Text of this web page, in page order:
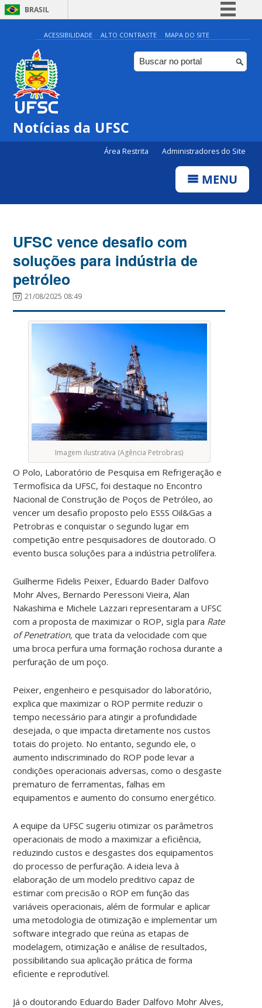
BRASIL
Simplifique!
Comunica BR
Participe
ACESSIBILIDADE ALTO CONTRASTE MAPA DO SITE
Notícias da UFSC
Área Restrita Administradores do Site
MENU
UFSC vence desafio com
soluções para indústria de
petróleo
21/08/2025 08:49
Imagem ilustrativa (Agência Petrobras)
O Polo, Laboratório de Pesquisa em Refrigeração e
Termofísica da UFSC, foi destaque no Encontro
Nacional de Construção de Poços de Petróleo, ao
vencer um desafio proposto pelo ESSS Oil&Gas a
Petrobras e conquistar o segundo lugar em
competição entre pesquisadores de doutorado. O
evento busca soluções para a indústria petrolífera.
Guilherme Fidelis Peixer, Eduardo Bader Dalfovo
Mohr Alves, Bernardo Peressoni Vieira, Alan
Nakashima e Michele Lazzari representaram a UFSC
com a proposta de maximizar o ROP, sigla para Rate
of Penetration,que trata da velocidade com que
uma broca perfura uma formação rochosa durante a
perfuração de um poço.
Peixer, engenheiro e pesquisador do laboratório,
explica que maximizar o ROP permite reduzir o
tempo necessário para atingir a profundidade
desejada, o que impacta diretamente nos custos
totais do projeto. No entanto, segundo ele, o
aumento indiscriminado do ROP pode levar a
condições operacionais adversas, como o desgaste
prematuro de ferramentas, falhas em
equipamentos e aumento do consumo energético.
A equipe da UFSC sugeriu otimizar os parâmetros
operacionais de modo a maximizar a eficiência,
reduzindo custos e desgastes dos equipamentos
do processo de perfuração. A ideia leva à
elaboração de um modelo preditivo capaz de
estimar com precisão o ROP em função das
variáveis operacionais, além de formular e aplicar
uma metodologia de otimização e implementar um
software integrado que reúna as etapas de
modelagem, otimização e análise de resultados,
possibilitando sua aplicação prática de forma
eficiente e reprodutível.
Já o doutorando Eduardo Bader Dalfovo Mohr Alves,